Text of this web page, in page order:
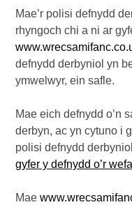
Mae’r polisi defnydd
rhyngoch chi a ni ar
defnydd derbyniol yn
ymwelwyr, ein safle.
Mae eich defnydd o’n
derbyn, ac yn cytuno i
polisi defnydd
gyfer y defnydd o’r
Mae